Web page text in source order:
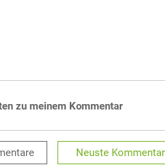
zu meinem Kommentar
Neuste